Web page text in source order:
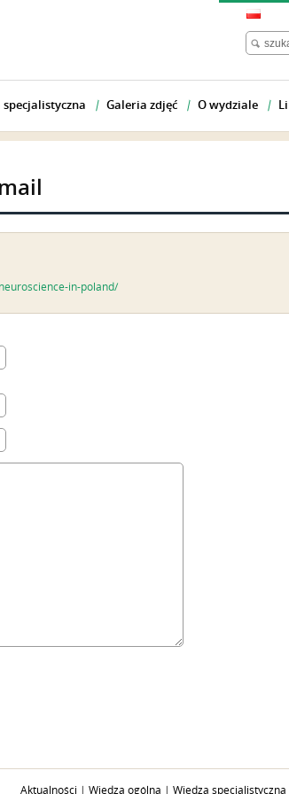
specjalistyczna Galeria zdjęć O wydziale
in-poland/
Aktualności Wiedza ogólna Wiedza specjalistyczna